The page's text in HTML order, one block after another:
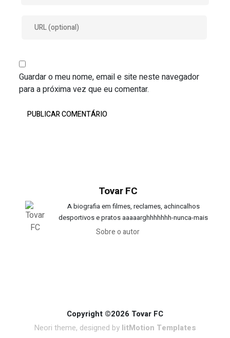
Guardar o meu nome, email e site neste navegador
para a próxima vez que eu comentar.
Tovar FC
A biografia em filmes, reclames, achincalhos
desportivos e pratos aaaaarghhhhhhh-nunca-mais
Sobre o autor
Copyright ©2026 Tovar FC
Neori theme, designed by litMotion Templates